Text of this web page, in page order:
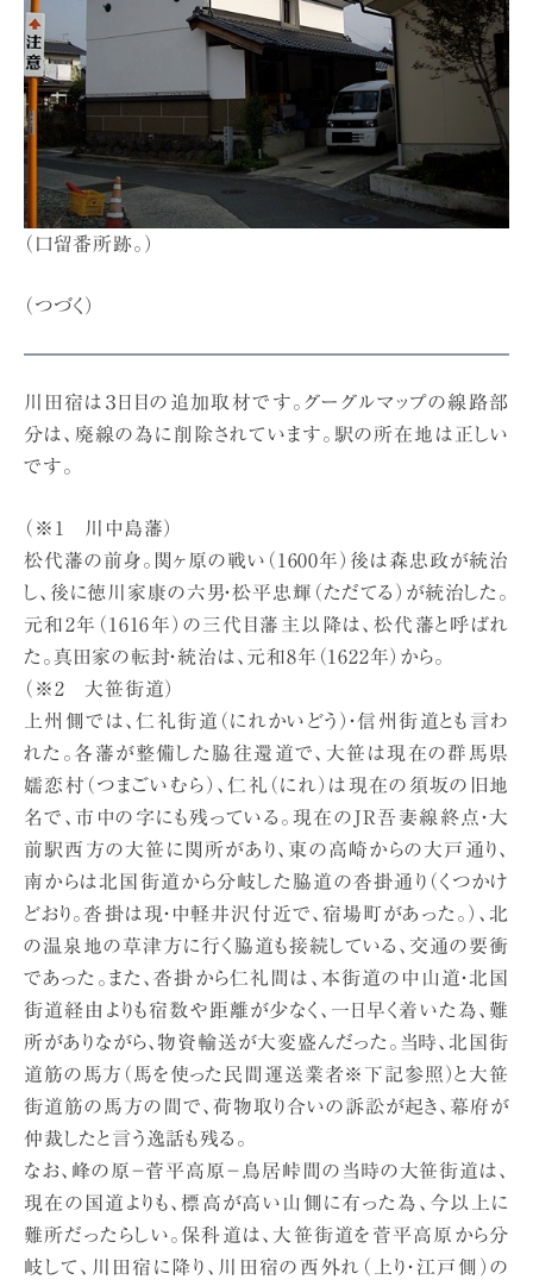
（口留番所跡。）
（つづく）
川田宿は３日目の追加取材です。グーグルマップの線路部
分は、廃線の為に削除されています。駅の所在地は正しい
です。
（※1 川中島藩）
松代藩の前身。関ヶ原の戦い（1600年）後は森忠政が統治
し、後に徳川家康の六男・松平忠輝（ただてる）が統治した。
元和2年（1616年）の三代目藩主以降は、松代藩と呼ばれ
た。真田家の転封・統治は、元和8年（1622年）から。
（※2 大笹街道）
上州側では、仁礼街道（にれかいどう）・信州街道とも言わ
れた。各藩が整備した脇往還道で、大笹は現在の群馬県
嬬恋村（つまごいむら）、仁礼（にれ）は現在の須坂の旧地
名で、市中の字にも残っている。現在のJR吾妻線終点・大
前駅西方の大笹に関所があり、東の高崎からの大戸通り、
南からは北国街道から分岐した脇道の沓掛通り（くつかけ
どおり。沓掛は現・中軽井沢付近で、宿場町があった。）、北
の温泉地の草津方に行く脇道も接続している、交通の要衝
であった。また、沓掛から仁礼間は、本街道の中山道・北国
街道経由よりも宿数や距離が少なく、一日早く着いた為、難
所がありながら、物資輸送が大変盛んだった。当時、北国街
道筋の馬方（馬を使った民間運送業者※下記参照）と大笹
街道筋の馬方の間で、荷物取り合いの訴訟が起き、幕府が
仲裁したと言う逸話も残る。
なお、峰の原−菅平高原−鳥居峠間の当時の大笹街道は、
現在の国道よりも、標高が高い山側に有った為、今以上に
難所だったらしい。保科道は、大笹街道を菅平高原から分
岐して、川田宿に降り、川田宿の西外れ（上り・江戸側）の